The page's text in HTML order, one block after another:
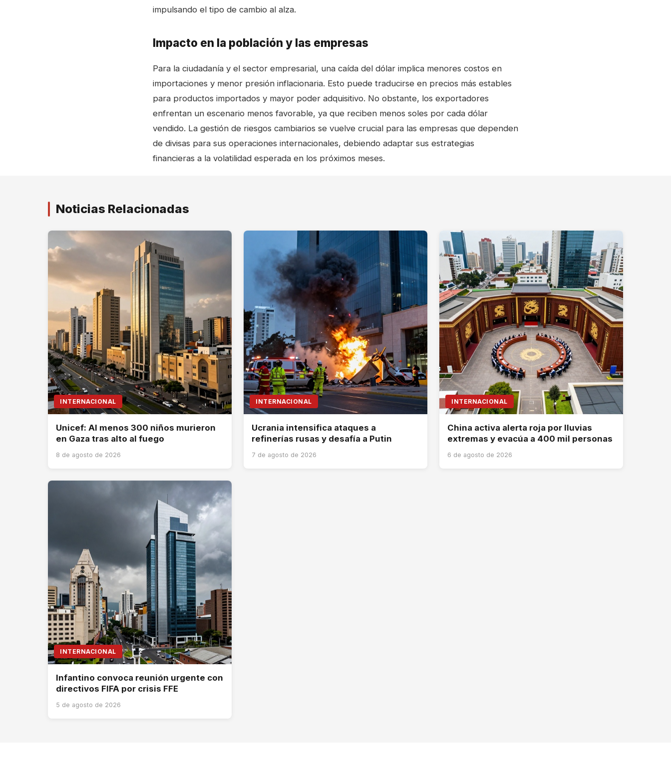
impulsando el tipo de cambio al alza.
Impacto en la población y las empresas
Para la ciudadanía y el sector empresarial, una caída del dólar implica menores costos en
importaciones y menor presión inflacionaria. Esto puede traducirse en precios más estables
para productos importados y mayor poder adquisitivo. No obstante, los exportadores
enfrentan un escenario menos favorable, ya que reciben menos soles por cada dólar
vendido. La gestión de riesgos cambiarios se vuelve crucial para las empresas que dependen
de divisas para sus operaciones internacionales, debiendo adaptar sus estrategias
financieras a la volatilidad esperada en los próximos meses.
Noticias Relacionadas
INTERNACIONAL
Unicef: Al menos 300 niños murieron
en Gaza tras alto al fuego
8 de agosto de 2026
INTERNACIONAL
Ucrania intensifica ataques a
refinerías rusas y desafía a Putin
7 de agosto de 2026
INTERNACIONAL
China activa alerta roja por lluvias
extremas y evacúa a 400 mil personas
6 de agosto de 2026
INTERNACIONAL
Infantino convoca reunión urgente con
directivos FIFA por crisis FFE
5 de agosto de 2026